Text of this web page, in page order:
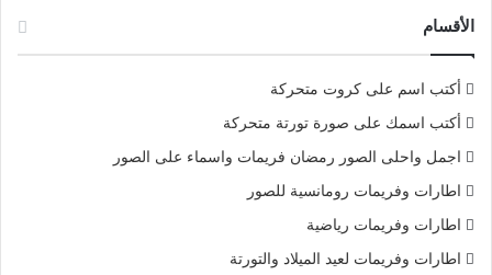
الأقسام
أكتب اسم على كروت متحركة
أكتب اسمك على صورة تورتة متحركة
اجمل واحلى الصور رمضان فريمات واسماء على الصور
اطارات وفريمات رومانسية للصور
اطارات وفريمات رياضية
اطارات وفريمات لعيد الميلاد والتورتة